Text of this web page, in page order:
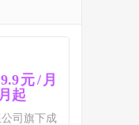
元/月
起
司旗下成